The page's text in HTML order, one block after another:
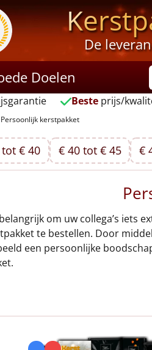
De
Doelen
Besteprijs/
Persoonlijk kerstpakket
€ 40 € 40 tot € 45 €
om uw collega’s iets
te bestellen. Door
een persoonlijke